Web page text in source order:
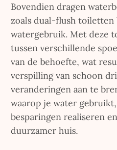
Bovendien dragen
zoals dual-flush toiletten
watergebruik. Met deze
tussen verschillende
van de behoefte, wat
verspilling van schoon
veranderingen aan te
waarop je water
besparingen realiseren
duurzamer huis.